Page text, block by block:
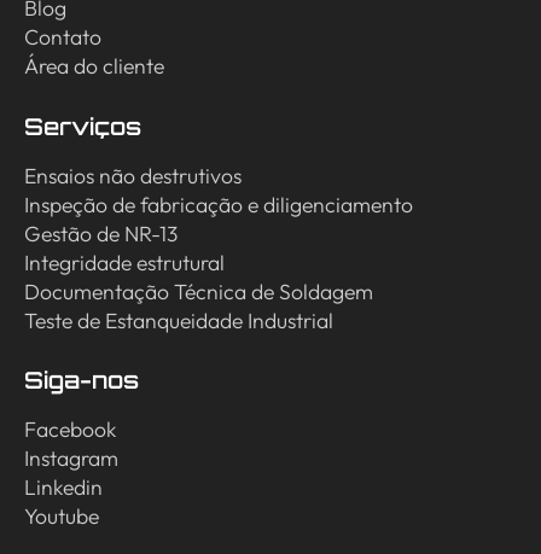
Blog
Contato
Área do cliente
Serviços
Ensaios não destrutivos
Inspeção de fabricação e diligenciamento
Gestão de NR-13
Integridade estrutural
Documentação Técnica de Soldagem
Teste de Estanqueidade Industrial
Siga-nos
Facebook
Instagram
Linkedin
Youtube